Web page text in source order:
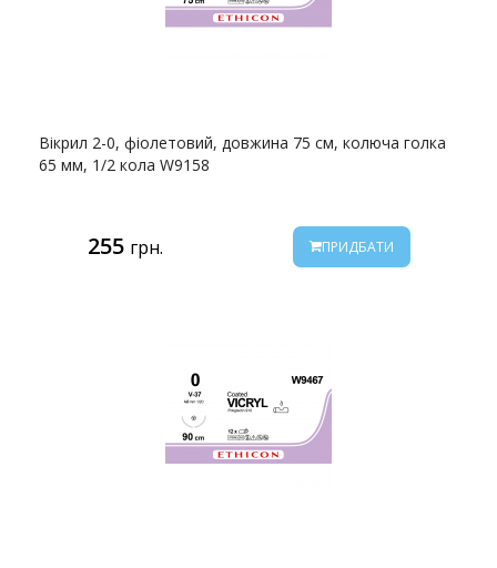
Вікрил 2-0, фіолетовий, довжина 75 см, колюча голка
65 мм, 1/2 кола W9158
255 грн. ПРИДБАТИ